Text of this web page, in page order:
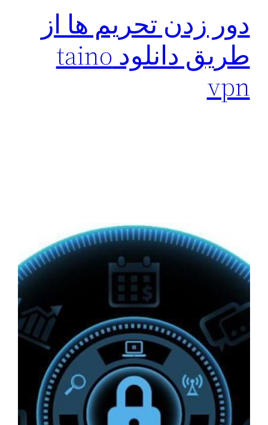
دور زدن تحریم ها از
طریق دانلود taino
vpn